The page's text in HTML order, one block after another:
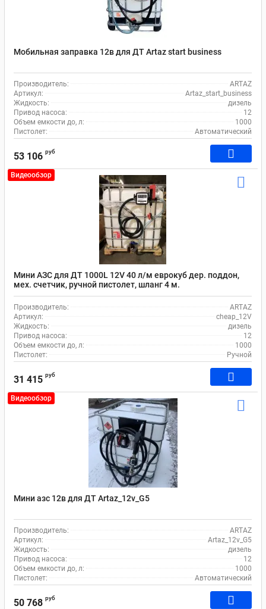
Мобильная заправка 12в для ДТ Artaz start business
Производитель:
ARTAZ
Артикул:
Artaz_start_business
Жидкость:
дизель
Привод насоса:
12
Объем емкости до, л:
1000
Пистолет:
Автоматический
53 106 руб
Видеообзор
Мини АЗС для ДТ 1000L 12V 40 л/м еврокуб дер. поддон,
мех. счетчик, ручной пистолет, шланг 4 м.
Производитель:
ARTAZ
Артикул:
cheap_12V
Жидкость:
дизель
Привод насоса:
12
Объем емкости до, л:
1000
Пистолет:
Ручной
31 415 руб
Видеообзор
Мини азс 12в для ДТ Artaz_12v_G5
Производитель:
ARTAZ
Артикул:
Artaz_12v_G5
Жидкость:
дизель
Привод насоса:
12
Объем емкости до, л:
1000
Пистолет:
Автоматический
50 768 руб